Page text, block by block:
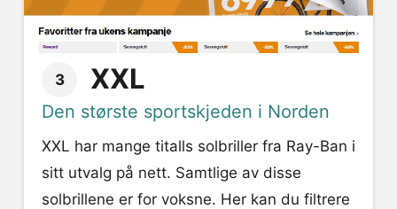
3 XXL
Den største sportskjeden i Norden
XXL har mange titalls solbriller fra Ray-Ban i
sitt utvalg på nett. Samtlige av disse
solbrillene er for voksne. Her kan du filtrere